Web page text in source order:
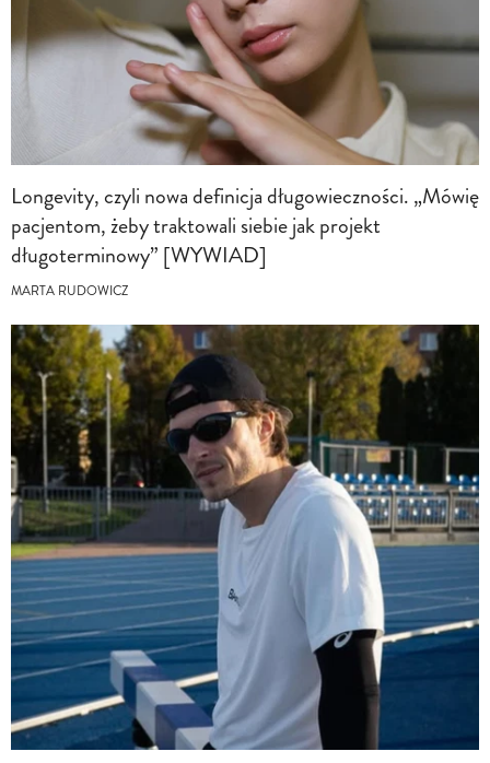
Longevity, czyli nowa definicja długowieczności. „Mówię
pacjentom, żeby traktowali siebie jak projekt
długoterminowy” [WYWIAD]
MARTA RUDOWICZ